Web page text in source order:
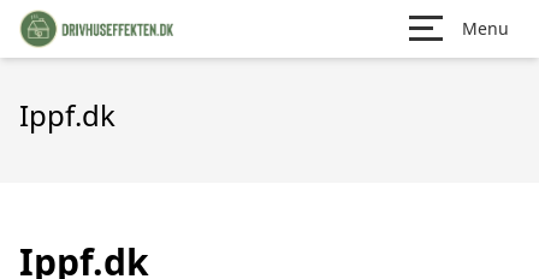
Menu
Ippf.dk
Ippf.dk